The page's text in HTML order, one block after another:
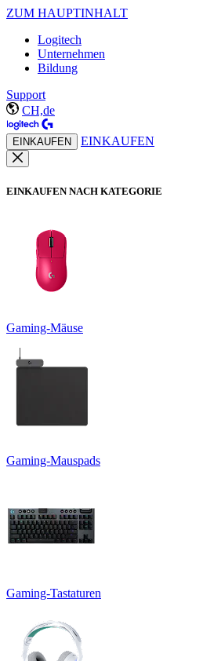
ZUM HAUPTINHALT
Logitech
Unternehmen
Bildung
Support
CH,de
EINKAUFEN EINKAUFEN
EINKAUFEN NACH KATEGORIE
Gaming-Mäuse
Gaming-Mauspads
Gaming-Tastaturen